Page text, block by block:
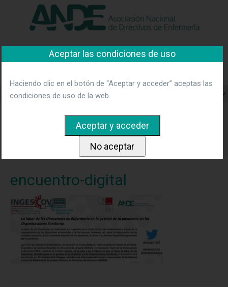
"Ver política"
Asociación Nacional de
en la gestión de la pandemia en las Organizaciones Sanitarias.
Encuentro Digital organizado por ANDE y Sedisa
digital
encuentro-digital
Aceptar las condiciones de uso
Haciendo clic en el botón de “Aceptar y acceder” aceptas las
condiciones de uso de la web.